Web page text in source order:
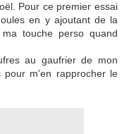
Pour ce premier essai
en y ajoutant de la
touche perso quand
au gaufrier de mon
m'en rapprocher le